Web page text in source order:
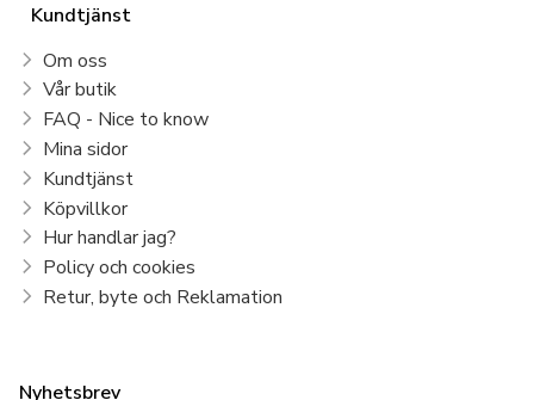
Kundtjänst
Om oss
Vår butik
FAQ - Nice to know
Mina sidor
Kundtjänst
Köpvillkor
Hur handlar jag?
Policy och cookies
Retur, byte och Reklamation
Nyhetsbrev